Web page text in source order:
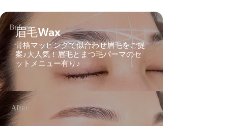
眉毛Wax
骨格マッピングで似合わせ眉毛をご提
案♪大人気！眉毛とまつ毛パーマのセ
ットメニュー有り♪